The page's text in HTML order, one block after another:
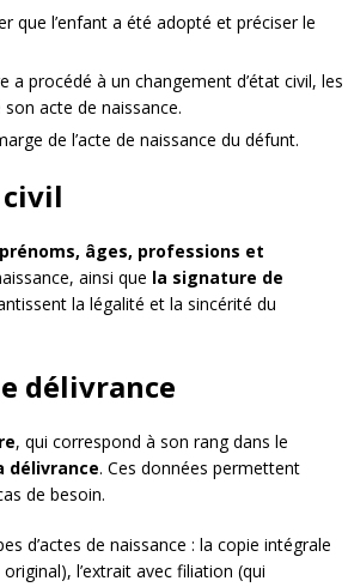
que l’enfant a été adopté et préciser le
procédé à un changement d’état civil, les
acte de naissance.
de l’acte de naissance du défunt.
civil
âges, professions et
ainsi que la signature de
la légalité et la sincérité du
délivrance
, qui correspond à son rang dans le
délivrance. Ces données permettent
de besoin.
d’actes de naissance : la copie intégrale
l’extrait avec filiation (qui